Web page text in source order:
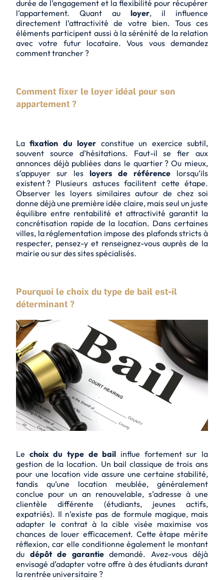
durée de l’engagement et la flexibilité pour récupérer
l’appartement. Quant au loyer, il influence
directement l’attractivité de votre bien. Tous ces
éléments participent aussi à la sérénité de la relation
avec votre futur locataire. Vous vous demandez
comment trancher ?
Comment fixer le loyer idéal pour son
appartement ?
Lafixation du loyer constitue un exercice subtil,
souvent source d’hésitations. Faut-il se fier aux
annonces déjà publiées dans le quartier ? Ou mieux,
s’appuyer sur les loyers de référence lorsqu’ils
existent ? Plusieurs astuces facilitent cette étape.
Observer les loyers similaires autour de chez soi
donne déjà une première idée claire, mais seul un juste
équilibre entre rentabilité et attractivité garantit la
concrétisation rapide de la location. Dans certaines
villes, la réglementation impose des plafonds stricts à
respecter, pensez-y et renseignez-vous auprès de la
mairie ou sur des sites spécialisés.
Pourquoi le choix du type de bail est-il
déterminant ?
Le choix du type de bail influe fortement sur la
gestion de la location. Un bail classique de trois ans
pour une location vide assure une certaine stabilité,
tandis qu’une location meublée, généralement
conclue pour un an renouvelable, s’adresse à une
clientèle différente (étudiants, jeunes actifs,
expatriés). Il n’existe pas de formule magique, mais
adapter le contrat à la cible visée maximise vos
chances de louer efficacement. Cette étape mérite
réflexion, car elle conditionne également le montant
du dépôt de garantiedemandé. Avez-vous déjà
envisagé d’adapter votre offre à des étudiants durant
la rentrée universitaire ?